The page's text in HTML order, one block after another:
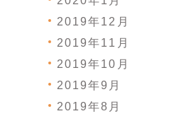
2019年12月
2019年11月
2019年10月
2019年9月
2019年8月